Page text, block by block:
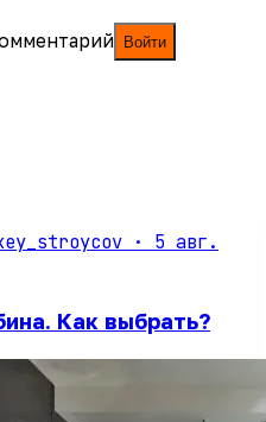
Войти
· 5 авг.
Как выбрать?